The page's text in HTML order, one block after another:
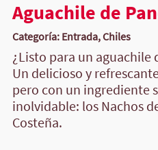
Aguachile de
Categoría: Entrada, Chiles
¿Listo para un aguachile
Un delicioso y
pero con un ingrediente
inolvidable: los Nachos
Costeña.